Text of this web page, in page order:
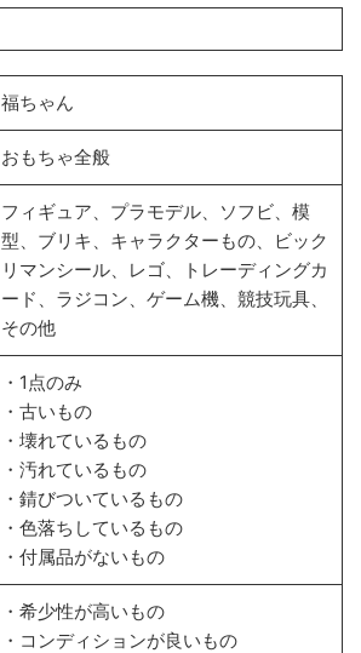
福ちゃん
おもちゃ全般
フィギュア、プラモデル、ソフビ、模
型、ブリキ、キャラクターもの、ビック
リマンシール、レゴ、トレーディングカ
ード、ラジコン、ゲーム機、競技玩具、
その他
・1点のみ
・古いもの
・壊れているもの
・汚れているもの
・錆びついているもの
・色落ちしているもの
・付属品がないもの
・希少性が高いもの
・コンディションが良いもの